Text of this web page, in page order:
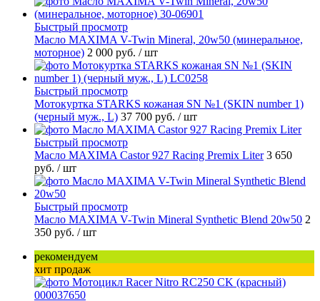
Быстрый просмотр
Масло MAXIMA V-Twin Mineral, 20w50 (минеральное,
моторное) 2 000 руб. / шт
Быстрый просмотр
Мотокуртка STARKS кожаная SN №1 (SKIN number 1)
(черный муж., L) 37 700 руб. / шт
Быстрый просмотр
Масло MAXIMA Castor 927 Racing Premix Liter 3 650
руб. / шт
Быстрый просмотр
Масло MAXIMA V-Twin Mineral Synthetic Blend 20w50 2
350 руб. / шт
рекомендуем
хит продаж